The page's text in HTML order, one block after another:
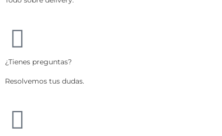
¿Tienes preguntas?
Resolvemos tus dudas.